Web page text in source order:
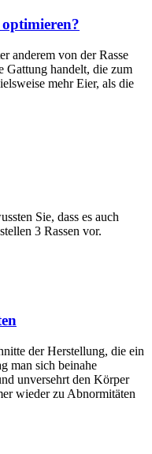
anderem von der Rasse
Gattung handelt, die zum
mehr Eier, als die
Sie, dass es auch
3 Rassen vor.
der Herstellung, die ein
man sich beinahe
unversehrt den Körper
wieder zu Abnormitäten